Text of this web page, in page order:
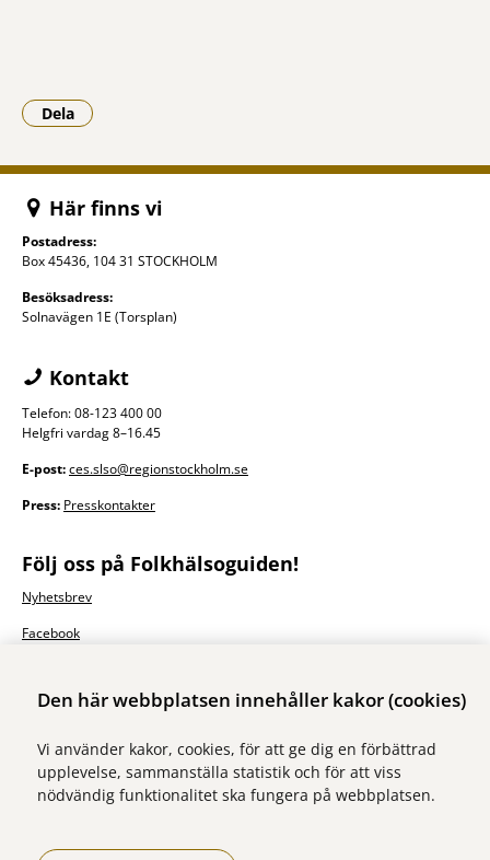
Den här webbplatsen innehåller kakor (cookies)
Vi använder kakor, cookies, för att ge dig en förbättrad
upplevelse, sammanställa statistik och för att viss
nödvändig funktionalitet ska fungera på webbplatsen.
Dela
- Klicka för att öppna delningsalternativ.
Här finns vi
Postadress:
Box 45436, 104 31 STOCKHOLM
Besöksadress:
Solnavägen 1E (Torsplan)
Kontakt
Telefon: 08-123 400 00
Helgfri vardag 8–16.45
E-post:ces.slso@regionstockholm.se
Press: Presskontakter
Följ oss på Folkhälsoguiden!
Nyhetsbrev
Facebook